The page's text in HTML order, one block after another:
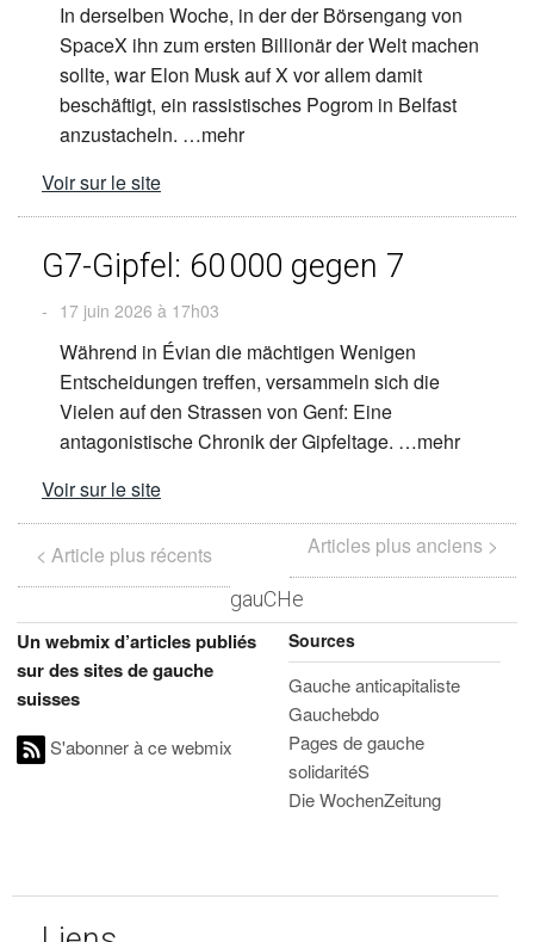
In derselben Woche, in der der Börsengang von
SpaceX ihn zum ersten Billionär der Welt machen
sollte, war Elon Musk auf X vor allem damit
beschäftigt, ein rassistisches Pogrom in Belfast
anzustacheln. …mehr
Voir sur le site
G7-Gipfel: 60 000 gegen 7
- 17 juin 2026 à 17h03
Während in Évian die mächtigen Wenigen
Entscheidungen treffen, versammeln sich die
Vielen auf den Strassen von Genf: Eine
antagonistische Chronik der Gipfeltage. …mehr
Voir sur le site
< Article plus récents Articles plus anciens >
gauCHe
Un webmix d’articles publiés
sur des sites de gauche
suisses
S'abonner à ce webmix
Sources
Gauche anticapitaliste
Gauchebdo
Pages de gauche
solidaritéS
Die WochenZeitung